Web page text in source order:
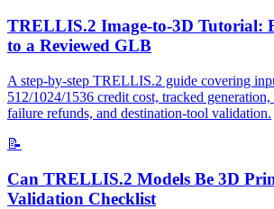
TRELLIS.2 Image-to-3D Tutorial:
to a Reviewed GLB
A step-by-step TRELLIS.2 guide covering
512/1024/1536 credit cost, tracked
failure refunds, and destination-tool validation.
📝
Can TRELLIS.2 Models Be 3D
Validation Checklist